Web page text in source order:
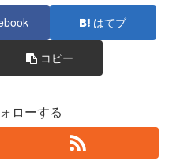
はてブ
コピー
ローする